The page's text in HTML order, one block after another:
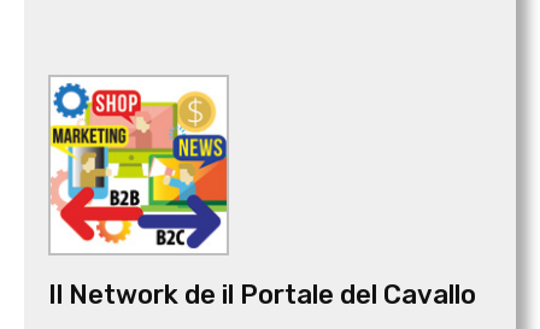
Il Network de il Portale del Cavallo